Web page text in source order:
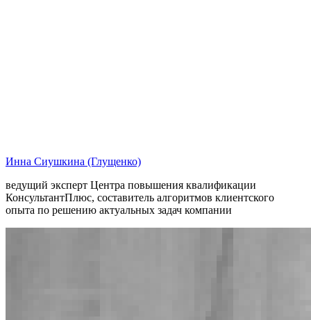
Инна Сиушкина (Глущенко)
ведущий эксперт Центра повышения квалификации
КонсультантПлюс, составитель алгоритмов клиентского
опыта по решению актуальных задач компании